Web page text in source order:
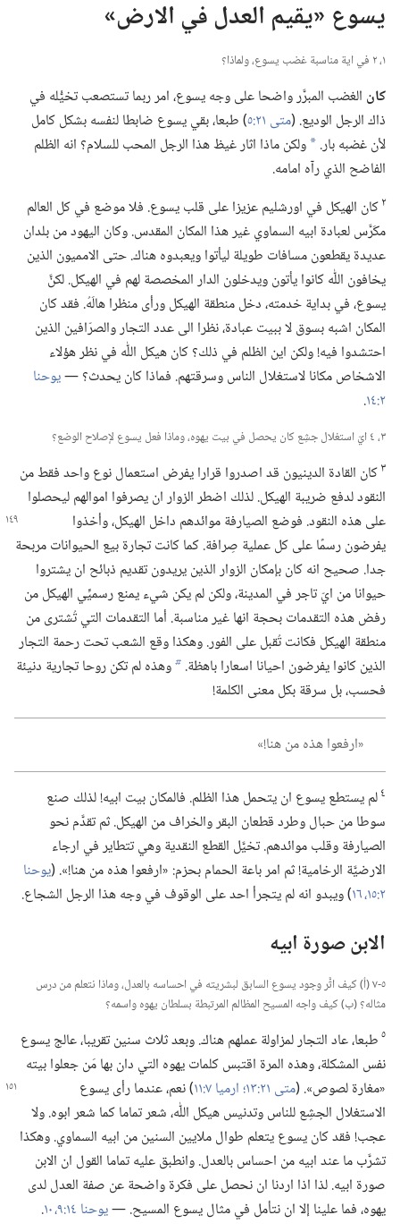
يسوع «يقيم العدل في الارض»‏
١،‏ ٢ في اية مناسبة غضب يسوع،‏ ولماذا؟‏
كان الغضب المبرَّر واضحا على وجه يسوع،‏ امر ربما تستصعب تخيُّله في
ذاك الرجل الوديع.‏ (‏متى ٢١:‏٥
‏)‏ طبعا،‏ بقي يسوع ضابطا لنفسه بشكل كامل
لأن غضبه بار.‏ a ولكن ماذا اثار غيظ هذا الرجل المحب للسلام؟‏ انه الظلم
الفاضح الذي رآه امامه.‏
٢كان الهيكل في اورشليم عزيزا على قلب يسوع.‏ فلا موضع في كل العالم
مكَرَّس لعبادة ابيه السماوي غير هذا المكان المقدس.‏ وكان اليهود من بلدان
عديدة يقطعون مسافات طويلة ليأتوا ويعبدوه هناك.‏ حتى الامميون الذين
يخافون اللّٰه كانوا يأتون ويدخلون الدار المخصصة لهم في الهيكل.‏ لكنَّ
يسوع،‏ في بداية خدمته،‏ دخل منطقة الهيكل ورأى منظرا هالَهُ.‏ فقد كان
المكان اشبه بسوق لا ببيت عبادة،‏ نظرا الى عدد التجار والصرّافين الذين
احتشدوا فيه!‏ ولكن اين الظلم في ذلك؟‏ كان هيكل اللّٰه في نظر هؤلاء
الاشخاص مكانا لاستغلال الناس وسرقتهم.‏ فماذا كان يحدث؟‏ —‏يوحنا
٢:‏١٤ ‏.‏
٣،‏ ٤ ايّ استغلال جشِع كان يحصل في بيت يهوه،‏ وماذا فعل يسوع لإصلاح الوضع؟‏
٣كان القادة الدينيون قد اصدروا قرارا يفرض استعمال نوع واحد فقط من
النقود لدفع ضريبة الهيكل.‏ لذلك اضطر الزوار ان يصرفوا اموالهم ليحصلوا
على هذه النقود.‏ فوضع الصيارفة موائدهم داخل الهيكل،‏ وأخذوا
يفرضون رسمًا على كل عملية صِرافة.‏ كما كانت تجارة بيع الحيوانات مربحة
جدا.‏ صحيح انه كان بإمكان الزوار الذين يريدون تقديم ذبائح ان يشتروا
حيوانا من ايّ تاجر في المدينة،‏ ولكن لم يكن شيء يمنع رسميِّي الهيكل من
رفض هذه التقدمات بحجة انها غير مناسبة.‏ أما التقدمات التي تُشترى من
منطقة الهيكل فكانت تُقبل على الفور.‏ وهكذا وقع الشعب تحت رحمة التجار
الذين كانوا يفرضون احيانا اسعارا باهظة.‏ bوهذه لم تكن روحا تجارية دنيئة
فحسب،‏ بل سرقة بكل معنى الكلمة!‏
‏«ارفعوا هذه من هنا!‏»‏
٤لم يستطع يسوع ان يتحمل هذا الظلم.‏ فالمكان بيت ابيه!‏ لذلك صنع
سوطا من حبال وطرد قطعان البقر والخراف من الهيكل.‏ ثم تقدَّم نحو
الصيارفة وقلب موائدهم.‏ تخيَّل القطع النقدية وهي تتطاير في ارجاء
الارضيَّة الرخامية!‏ ثم امر باعة الحمام بحزم:‏ «ارفعوا هذه من هنا!‏».‏ (‏يوحنا
٢:‏​١٥،‏ ١٦
‏)‏ ويبدو انه لم يتجرأ احد على الوقوف في وجه هذا الرجل الشجاع.‏
الابن صورة ابيه
٥-‏٧ (‏أ)‏ كيف اثَّر وجود يسوع السابق لبشريته في احساسه بالعدل،‏ وماذا نتعلم من درس
مثاله؟‏ (‏ب)‏ كيف واجه المسيح المظالم المرتبطة بسلطان يهوه واسمه؟‏
٥طبعا،‏ عاد التجار لمزاولة عملهم هناك.‏ وبعد ثلاث سنين تقريبا،‏ عالج يسوع
نفس المشكلة،‏ وهذه المرة اقتبس كلمات يهوه التي دان بها مَن جعلوا بيته
«مغارة لصوص».‏ (‏متى ٢١:‏١٣؛‏ ارميا ٧:‏١١ ‏)‏ نعم،‏عندما رأى يسوع
الاستغلال الجشِع للناس وتدنيس هيكل اللّٰه،‏ شعر تماما كما شعر ابوه.‏ ولا
عجب!‏ فقد كان يسوع يتعلم طوال ملايين السنين من ابيه السماوي.‏ وهكذا
تشرَّب ما عند ابيه من احساس بالعدل.‏ وانطبق عليه تماما القول ان الابن
صورة ابيه.‏ لذا اذا اردنا ان نحصل على فكرة واضحة عن صفة العدل لدى
يهوه،‏ فما علينا إلا ان نتأمل في مثال يسوع المسيح.‏ —‏يوحنا ١٤:‏​٩،‏ ١٠ ‏.‏